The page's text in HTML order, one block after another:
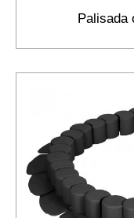
Palisada